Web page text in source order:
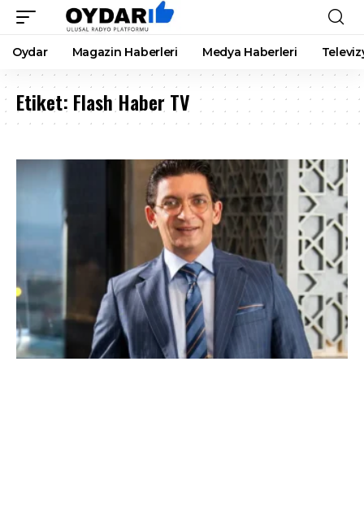
Oydar Magazin Haberleri Medya Haberleri
Etiket: Flash Haber TV